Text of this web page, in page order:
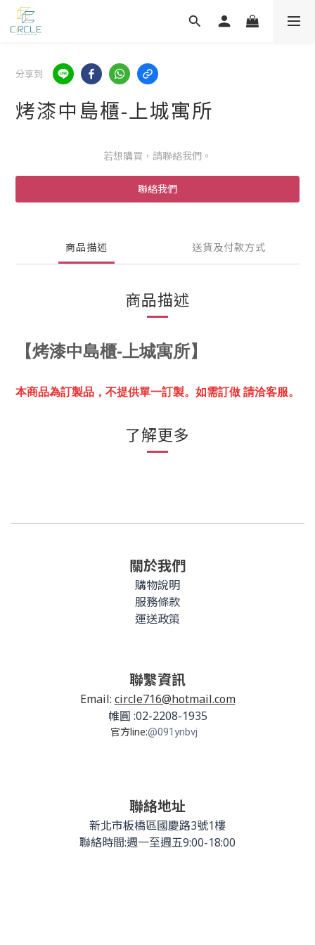
分享到
烤漆中島櫃-上城寓所
若想購買，請聯絡我們。
聯絡我們
商品描述 送貨及付款方式
商品描述
【烤漆中島櫃-上城寓所】
本商品為訂製品，不提供單一訂製。 如需訂做 請洽客服。
了解更多
關於我們
購物說明
服務條款
運送政策
聯繫資訊
Email: circle716@hotmail.com
帷圓 :02-2208-1935
官方line:@091ynbvj
聯絡地址
新北市板橋區國慶路3號1樓
聯絡時間:週一至週五9:00-18:00